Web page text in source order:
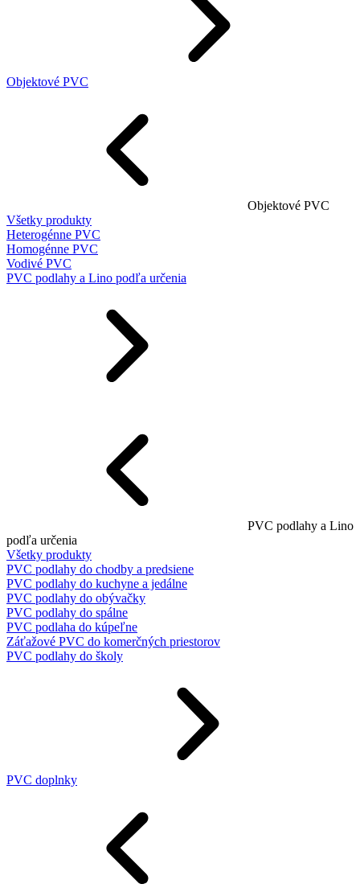
Objektové PVC
Objektové PVC
Všetky produkty
Heterogénne PVC
Homogénne PVC
Vodivé PVC
PVC podlahy a Lino podľa určenia
PVC podlahy a Lino
podľa určenia
Všetky produkty
PVC podlahy do chodby a predsiene
PVC podlahy do kuchyne a jedálne
PVC podlahy do obývačky
PVC podlahy do spálne
PVC podlaha do kúpeľne
Záťažové PVC do komerčných priestorov
PVC podlahy do školy
PVC doplnky